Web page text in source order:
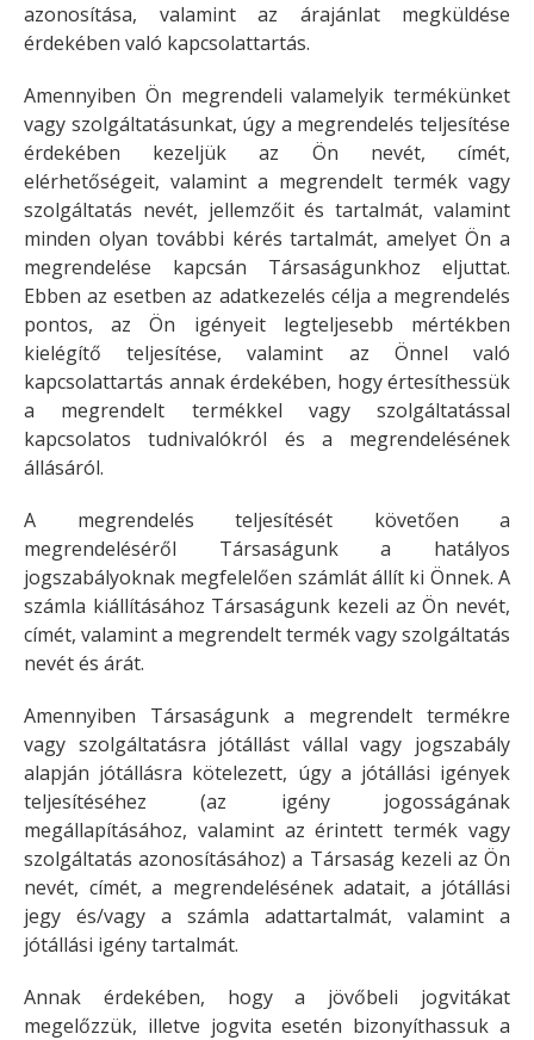
azonosítása, valamint az árajánlat megküldése
érdekében való kapcsolattartás.
Amennyiben Ön megrendeli valamelyik termékünket
vagy szolgáltatásunkat, úgy a megrendelés teljesítése
érdekében kezeljük az Ön nevét, címét,
elérhetőségeit, valamint a megrendelt termék vagy
szolgáltatás nevét, jellemzőit és tartalmát, valamint
minden olyan további kérés tartalmát, amelyet Ön a
megrendelése kapcsán Társaságunkhoz eljuttat.
Ebben az esetben az adatkezelés célja a megrendelés
pontos, az Ön igényeit legteljesebb mértékben
kielégítő teljesítése, valamint az Önnel való
kapcsolattartás annak érdekében, hogy értesíthessük
a megrendelt termékkel vagy szolgáltatással
kapcsolatos tudnivalókról és a megrendelésének
állásáról.
A megrendelés teljesítését követően a
megrendeléséről Társaságunk a hatályos
jogszabályoknak megfelelően számlát állít ki Önnek. A
számla kiállításához Társaságunk kezeli az Ön nevét,
címét, valamint a megrendelt termék vagy szolgáltatás
nevét és árát.
Amennyiben Társaságunk a megrendelt termékre
vagy szolgáltatásra jótállást vállal vagy jogszabály
alapján jótállásra kötelezett, úgy a jótállási igények
teljesítéséhez (az igény jogosságának
megállapításához, valamint az érintett termék vagy
szolgáltatás azonosításához) a Társaság kezeli az Ön
nevét, címét, a megrendelésének adatait, a jótállási
jegy és/vagy a számla adattartalmát, valamint a
jótállási igény tartalmát.
Annak érdekében, hogy a jövőbeli jogvitákat
megelőzzük, illetve jogvita esetén bizonyíthassuk a